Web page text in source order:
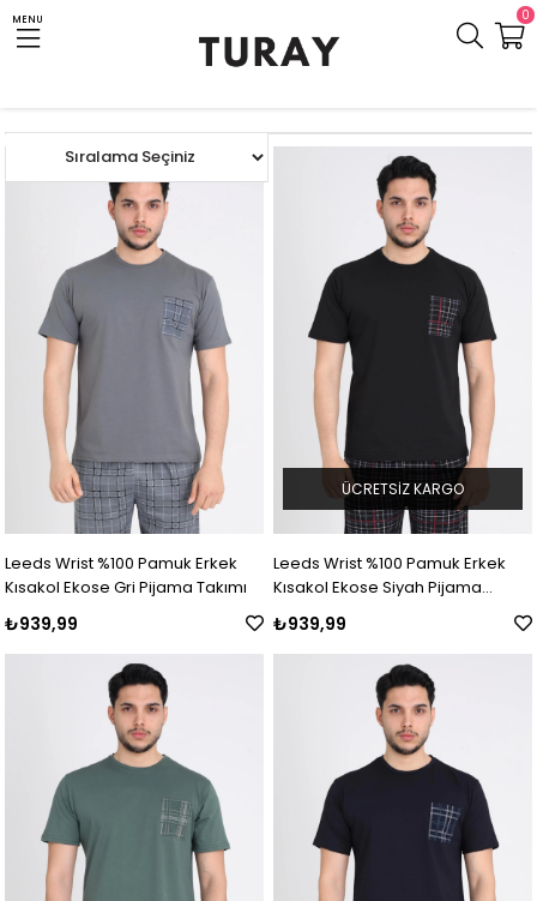
MENU 0
Leeds Wrist %100 Pamuk Erkek
Kısakol Ekose Gri Pijama Takımı
₺939,99
Leeds Wrist %100 Pamuk Erkek
Kısakol Ekose Siyah Pijama
₺939,99
ÜCRETSIZ KARGO